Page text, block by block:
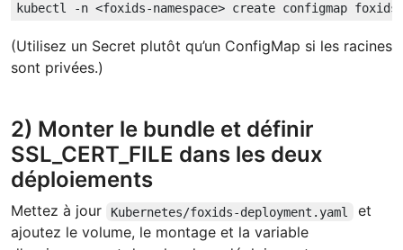
(Utilisez un Secret plutôt qu’un ConfigMap si les racines
sont privées.)
2) Monter le bundle et définir
SSL_CERT_FILE dans les deux
déploiements
Mettez à jour Kubernetes/foxids-deployment.yaml
et
ajoutez le volume, le montage et la variable